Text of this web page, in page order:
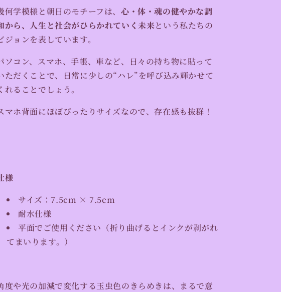
の
数
量
を
ら
す
の
量
を
や
す
何学模様と朝日のモチーフは、 心・体・魂の健やかな調
から、人生と社会がひらかれていく未来という私たちの
ジョンを表しています。
ソコン、スマホ、手帳、車など、日々の持ち物に貼って
ただくことで、日常に少しの“ハレ”を呼び込み輝かせて
れることでしょう。
マホ背面にほぼぴったりサイズなので、存在感も抜群！
様
サイズ：7.5cm × 7.5cm
耐水仕様
平面でご使用ください（折り曲げるとインクが剥がれ
てまいります。）
度や光の加減で変化する玉虫色のきらめきは、まるで意